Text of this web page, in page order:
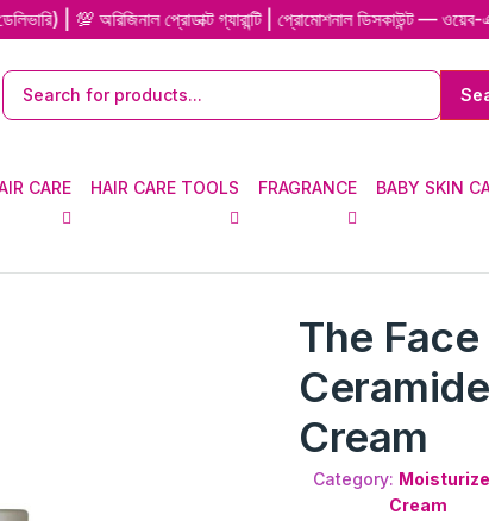
অরিজিনাল প্রোডাক্ট গ্যারান্টি | প্রোমোশনাল ডিসকাউন্ট — ওয়েব-
CARE HAIR CARE TOOLS FRAGRANCE BABY SKIN
The
Cream
Category:
Cream